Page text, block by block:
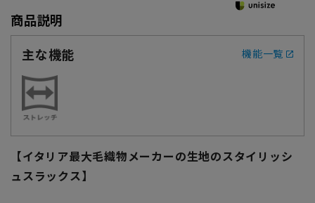
商品説明
主な機能
機能一覧
【イタリア最大毛織物メーカーの生地のスタイリッシ
ュスラックス】